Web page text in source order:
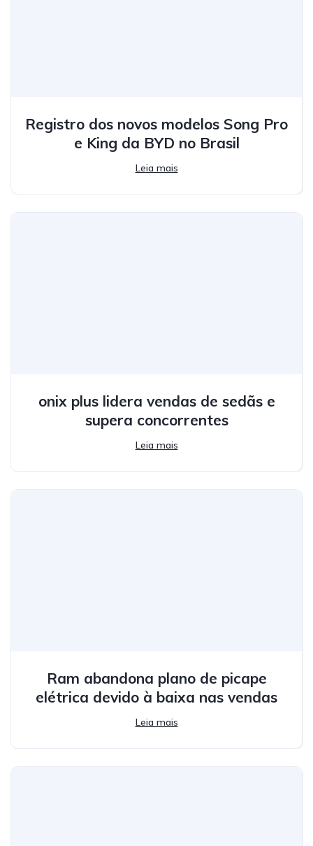
Registro dos novos modelos Song Pro
e King da BYD no Brasil
Leia mais
onix plus lidera vendas de sedãs e
supera concorrentes
Leia mais
Ram abandona plano de picape
elétrica devido à baixa nas vendas
Leia mais